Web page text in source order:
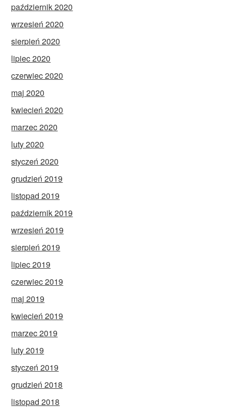
październik 2020
wrzesień 2020
sierpień 2020
lipiec 2020
czerwiec 2020
maj 2020
kwiecień 2020
marzec 2020
luty 2020
styczeń 2020
grudzień 2019
listopad 2019
październik 2019
wrzesień 2019
sierpień 2019
lipiec 2019
czerwiec 2019
maj 2019
kwiecień 2019
marzec 2019
luty 2019
styczeń 2019
grudzień 2018
listopad 2018